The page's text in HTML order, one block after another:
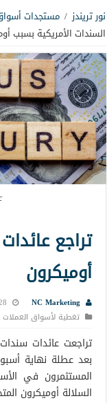
نور تريندز / مستجدات
السندات الأمريكية بسبب
تراجع
أوميكرون
NC Marketing
28 ديسمبر,
تغطية لأسواق العملات
تراجعت عائدات سندات
بعد عطلة نهاية
المستثمرون في
السلالة أوميكرون